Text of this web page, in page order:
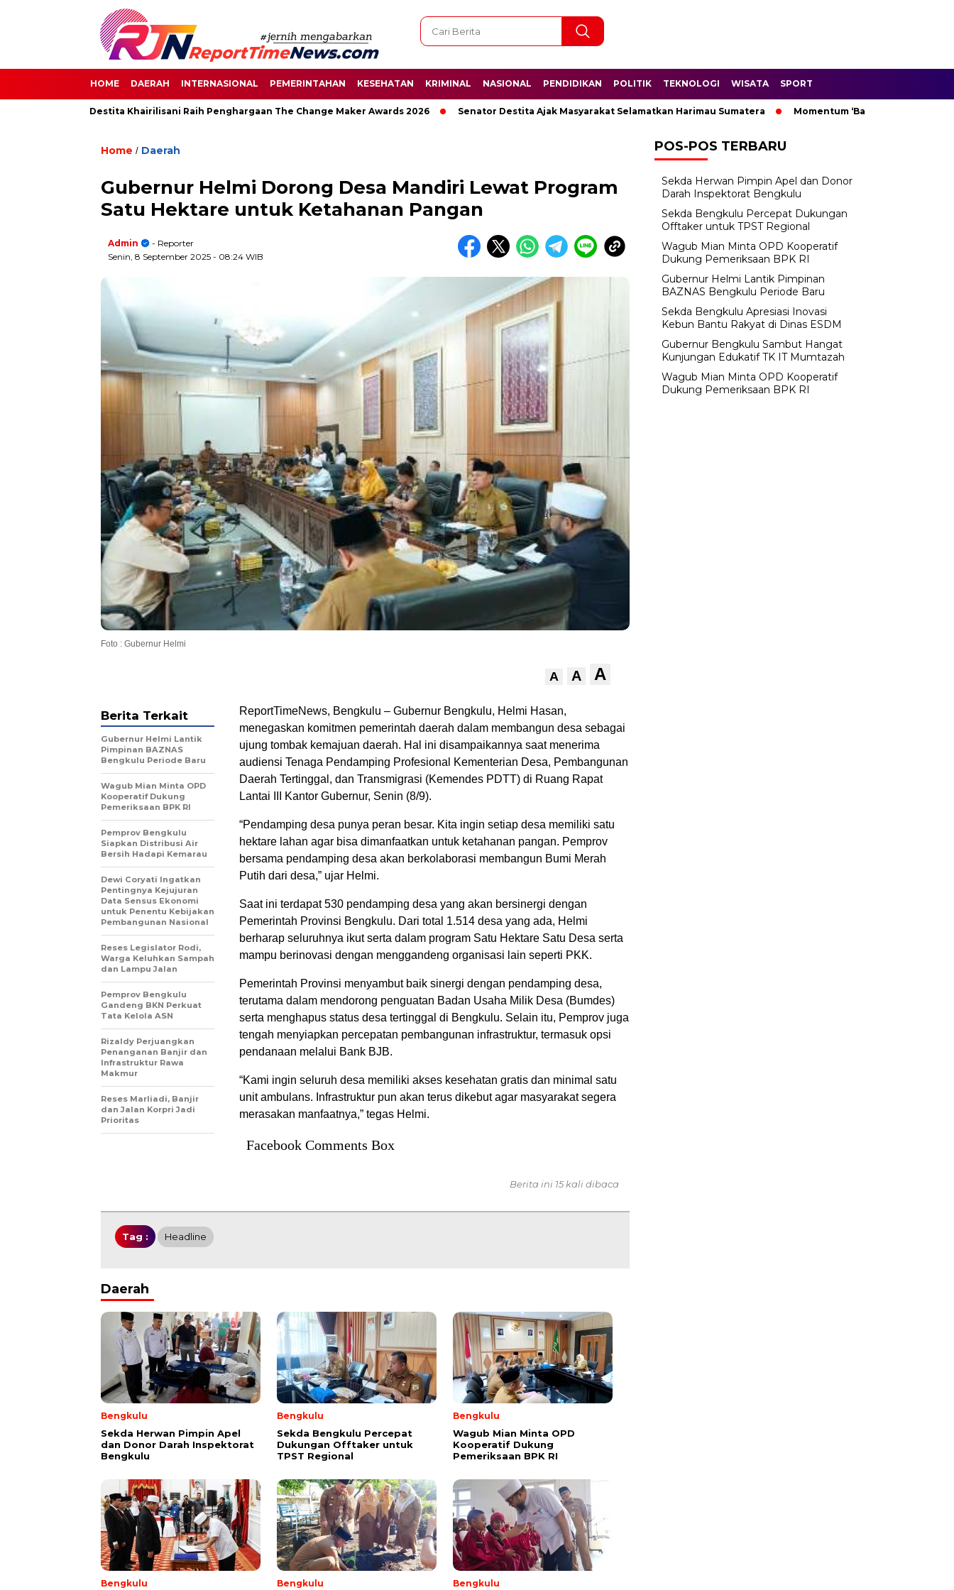
HOME DAERAH INTERNASIONAL PEMERINTAHAN KESEHATAN KRIMINAL NASIONAL PENDIDIKAN POLITIK TEKNOLOGI WISATA SPORT
Senayan, Destita Khairilisani Raih Penghargaan The Change Maker Awards 2026 Senator Destita Ajak Masyarakat Selamatkan Harimau Sumatera Momentum ‘Bantu Rakyat’: Wagub
Home / Daerah
Gubernur Helmi Dorong Desa Mandiri Lewat Program
Satu Hektare untuk Ketahanan Pangan
Admin
- Reporter
Senin, 8 September 2025 - 08:24 WIB
Foto : Gubernur Helmi
A A A
ReportTimeNews, Bengkulu – Gubernur Bengkulu, Helmi Hasan,
menegaskan komitmen pemerintah daerah dalam membangun desa sebagai
ujung tombak kemajuan daerah. Hal ini disampaikannya saat menerima
audiensi Tenaga Pendamping Profesional Kementerian Desa, Pembangunan
Daerah Tertinggal, dan Transmigrasi (Kemendes PDTT) di Ruang Rapat
Lantai III Kantor Gubernur, Senin (8/9).
“Pendamping desa punya peran besar. Kita ingin setiap desa memiliki satu
hektare lahan agar bisa dimanfaatkan untuk ketahanan pangan. Pemprov
bersama pendamping desa akan berkolaborasi membangun Bumi Merah
Putih dari desa,” ujar Helmi.
Saat ini terdapat 530 pendamping desa yang akan bersinergi dengan
Pemerintah Provinsi Bengkulu. Dari total 1.514 desa yang ada, Helmi
berharap seluruhnya ikut serta dalam program Satu Hektare Satu Desa serta
mampu berinovasi dengan menggandeng organisasi lain seperti PKK.
Pemerintah Provinsi menyambut baik sinergi dengan pendamping desa,
terutama dalam mendorong penguatan Badan Usaha Milik Desa (Bumdes)
serta menghapus status desa tertinggal di Bengkulu. Selain itu, Pemprov juga
tengah menyiapkan percepatan pembangunan infrastruktur, termasuk opsi
pendanaan melalui Bank BJB.
“Kami ingin seluruh desa memiliki akses kesehatan gratis dan minimal satu
unit ambulans. Infrastruktur pun akan terus dikebut agar masyarakat segera
merasakan manfaatnya,” tegas Helmi.
Facebook Comments Box
Berita Terkait
Gubernur Helmi Lantik
Pimpinan BAZNAS
Bengkulu Periode Baru
Wagub Mian Minta OPD
Kooperatif Dukung
Pemeriksaan BPK RI
Pemprov Bengkulu
Siapkan Distribusi Air
Bersih Hadapi Kemarau
Dewi Coryati Ingatkan
Pentingnya Kejujuran
Data Sensus Ekonomi
untuk Penentu Kebijakan
Pembangunan Nasional
Reses Legislator Rodi,
Warga Keluhkan Sampah
dan Lampu Jalan
Pemprov Bengkulu
Gandeng BKN Perkuat
Tata Kelola ASN
Rizaldy Perjuangkan
Penanganan Banjir dan
Infrastruktur Rawa
Makmur
Reses Marliadi, Banjir
dan Jalan Korpri Jadi
Prioritas
Berita ini 15 kali dibaca
Tag : Headline
Daerah
Bengkulu
Sekda Herwan Pimpin Apel
dan Donor Darah Inspektorat
Bengkulu
Bengkulu
Sekda Bengkulu Percepat
Dukungan Offtaker untuk
TPST Regional
Bengkulu
Wagub Mian Minta OPD
Kooperatif Dukung
Pemeriksaan BPK RI
Bengkulu Bengkulu Bengkulu
POS-POS TERBARU
Sekda Herwan Pimpin Apel dan Donor
Darah Inspektorat Bengkulu
Sekda Bengkulu Percepat Dukungan
Offtaker untuk TPST Regional
Wagub Mian Minta OPD Kooperatif
Dukung Pemeriksaan BPK RI
Gubernur Helmi Lantik Pimpinan
BAZNAS Bengkulu Periode Baru
Sekda Bengkulu Apresiasi Inovasi
Kebun Bantu Rakyat di Dinas ESDM
Gubernur Bengkulu Sambut Hangat
Kunjungan Edukatif TK IT Mumtazah
Wagub Mian Minta OPD Kooperatif
Dukung Pemeriksaan BPK RI